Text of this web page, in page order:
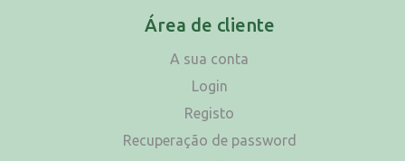
Área de cliente
A sua conta
Login
Registo
Recuperação de password